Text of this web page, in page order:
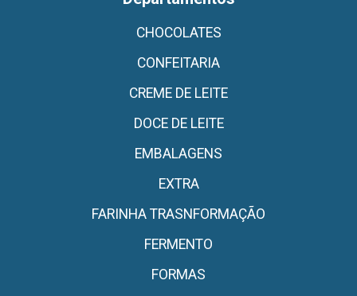
CHOCOLATES
CONFEITARIA
CREME DE LEITE
DOCE DE LEITE
EMBALAGENS
EXTRA
FARINHA TRASNFORMAÇÃO
FERMENTO
FORMAS